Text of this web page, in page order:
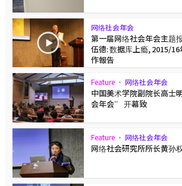
网络社会年会
第一届网络社会年会主题
伍德: 数据库上瘾, 2015/
作報告
Feature • 网络社会年会
中国美术学院副院长高士
会年会” 开幕致
Feature • 网络社会年会
网络社会研究所所长黄孙